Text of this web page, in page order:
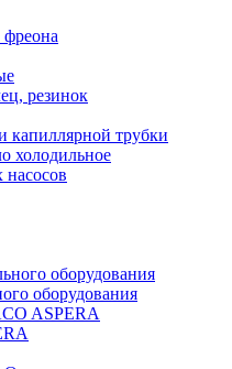
резинок
капиллярной трубки
холодильное
оборудования
ASPERA